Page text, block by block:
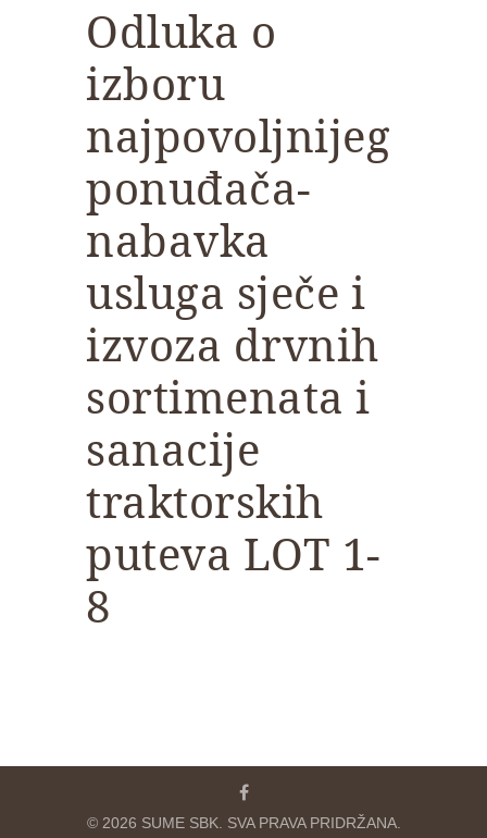
Odluka o
izboru
najpovoljnijeg
ponuđača-
nabavka
usluga sječe i
izvoza drvnih
sortimenata i
sanacije
traktorskih
puteva LOT 1-
8
© 2026 SUME SBK. SVA PRAVA PRIDRŽANA.